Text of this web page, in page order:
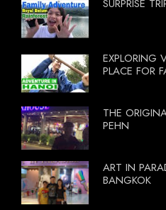
SURPRISE
EXPLORING
PLACE FOR
THE
PEHN
ART IN
BANGKOK